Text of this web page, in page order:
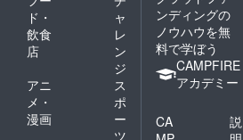
ド・
飲食
店
ャ
レ
ン
ジ
アニ
メ・
漫画
ス
ポ
ー
ツ
ンディングの
ノウハウを無
料で学ぼう
CAMPFIRE
アカデミー
CA
説